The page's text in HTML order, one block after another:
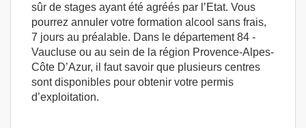
sûr de stages ayant été agréés par l’Etat. Vous
pourrez annuler votre formation alcool sans frais,
7 jours au préalable. Dans le département 84 -
Vaucluse ou au sein de la région Provence-Alpes-
Côte D’Azur, il faut savoir que plusieurs centres
sont disponibles pour obtenir votre permis
d’exploitation.